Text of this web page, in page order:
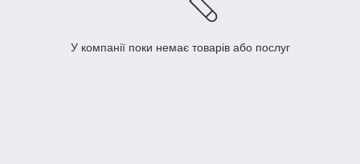
У компанії поки немає товарів або послуг